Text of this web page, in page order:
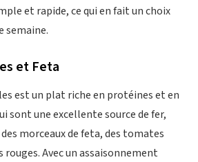
et rapide, ce qui en fait un choix
semaine.
et Feta
est un plat riche en protéines et en
sont une excellente source de fer,
morceaux de feta, des tomates
rouges. Avec un assaisonnement